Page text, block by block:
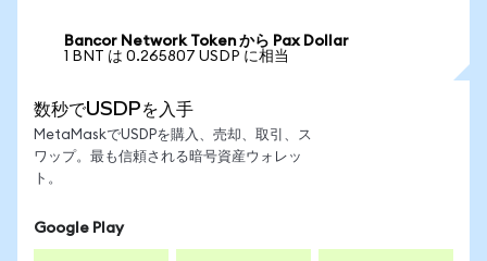
Bancor Network Token から Pax Dollar
1 BNT は 0.265807 USDP に相当
数秒でUSDPを入手
MetaMaskでUSDPを購入、売却、取引、ス
ワップ。最も信頼される暗号資産ウォレッ
ト。
Google Play